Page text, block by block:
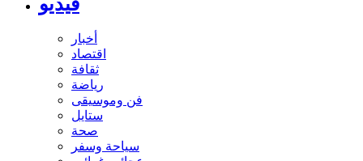
أخبار
اقتصاد
ثقافة
رياضة
فن وموسيقى
ستايل
صحة
سياحة وسفر